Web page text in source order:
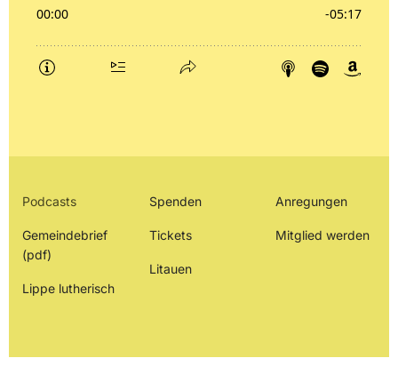
Podcasts
Gemeindebrief
(pdf)
Lippe lutherisch
Spenden
Tickets
Litauen
Anregungen
Mitglied werden